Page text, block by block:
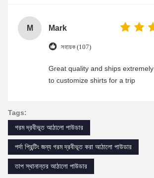
M Mark
সহায়ক (107)
Great quality and ships
to customize shirts for a trip
Tags:
গরম দ্রবীভূত আঠালো পাউডার
পর্দা প্রিন্টিং জন্য গরম দ্রবীভূত করা আঠালো পাউডার
তাপ স্থানান্তর আঠালো পাউডার